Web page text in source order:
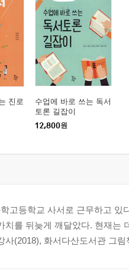
진로
수업에 바로 쓰는 독서
토론 길잡이
12,800원
고등학교 사서로 근무하고
치를 뒤늦게 깨달았다. 현재는
사(2018), 화서다산도서관 그